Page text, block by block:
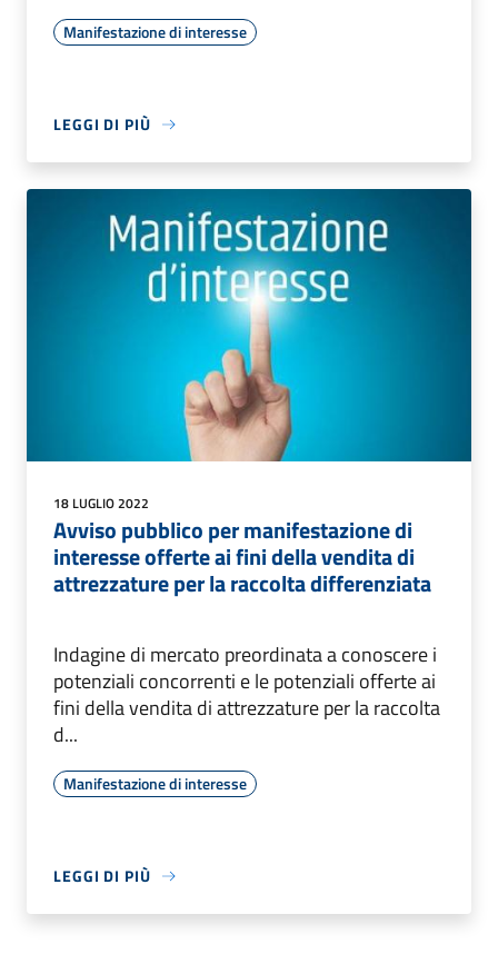
Manifestazione di interesse
LEGGI DI PIÙ
18 LUGLIO 2022
Avviso pubblico per manifestazione di
interesse offerte ai fini della vendita di
attrezzature per la raccolta differenziata
Indagine di mercato preordinata a conoscere i
potenziali concorrenti e le potenziali offerte ai
fini della vendita di attrezzature per la raccolta
d...
Manifestazione di interesse
LEGGI DI PIÙ